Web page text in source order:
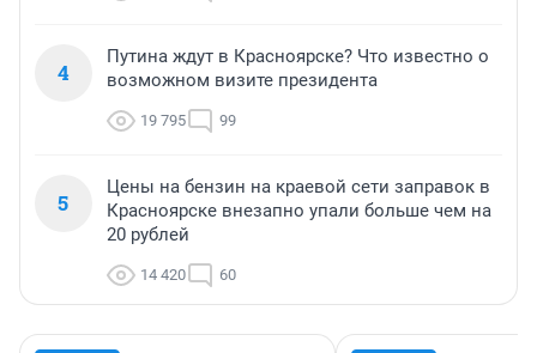
4
Путина ждут в Красноярске? Что известно о
возможном визите президента
19 795 99
5
Цены на бензин на краевой сети заправок в
Красноярске внезапно упали больше чем на
20 рублей
14 420 60